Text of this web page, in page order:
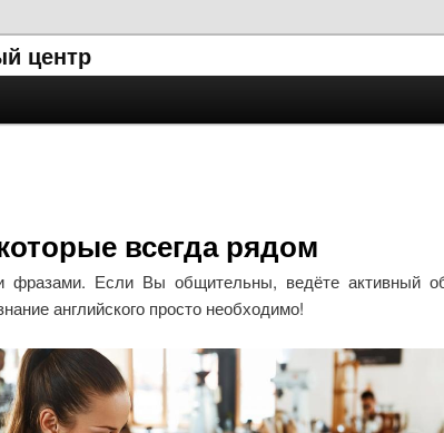
центр
всегда рядом
фразами. Если Вы общительны, ведёте активный
английского просто необходимо!